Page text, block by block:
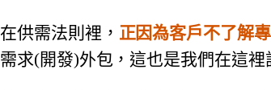
在供需法則裡， 正因為客戶不了解
需求(開發)外包，這也是我們在這裡